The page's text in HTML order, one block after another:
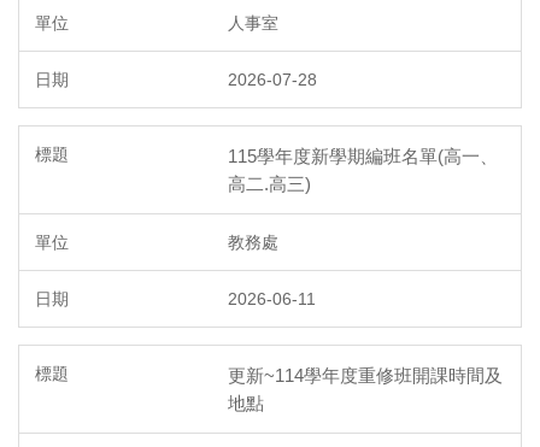
人事室
2026-07-28
115學年度新學期編班名單(高一、
高二.高三)
教務處
2026-06-11
更新~114學年度重修班開課時間及
地點